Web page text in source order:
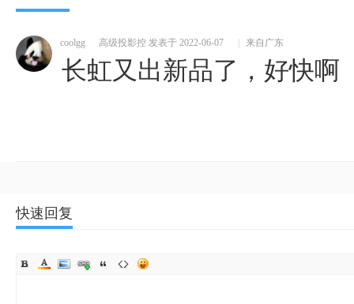
coolgg 高级投影控 发表于 2022-06-07 来自广东
长虹又出新品了，好快啊
快速回复